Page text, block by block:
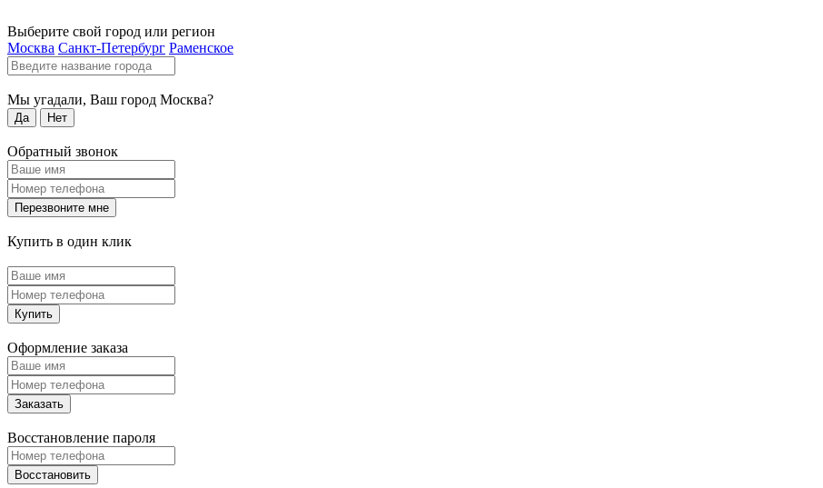
Выберите свой город или регион
Москва Санкт-Петербург Раменское
Мы угадали, Ваш город Москва?
Да Нет
Обратный звонок
Перезвоните мне
Купить в один клик
Купить
Оформление заказа
Заказать
Восстановление пароля
Восстановить